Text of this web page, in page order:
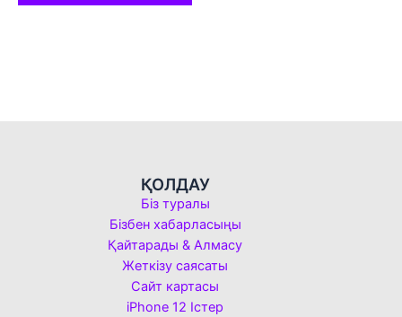
ҚОЛДАУ
Біз туралы
Бізбен хабарласыңы
Қайтарады & Алмасу
Жеткізу саясаты
Сайт картасы
iPhone 12 Істер